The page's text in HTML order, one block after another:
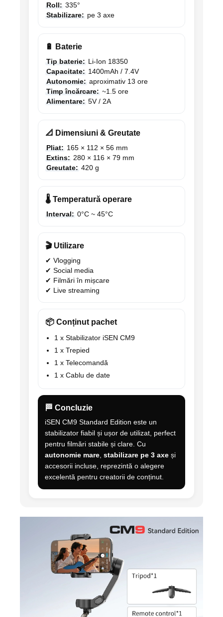
Roll: 335°
Stabilizare: pe 3 axe
🔋 Baterie
Tip baterie: Li-Ion 18350
Capacitate: 1400mAh / 7.4V
Autonomie: aproximativ 13 ore
Timp încărcare: ~1.5 ore
Alimentare: 5V / 2A
📐 Dimensiuni & Greutate
Pliat: 165 × 112 × 56 mm
Extins: 280 × 116 × 79 mm
Greutate: 420 g
🌡️ Temperatură operare
Interval: 0°C ~ 45°C
🎬 Utilizare
✔ Vlogging
✔ Social media
✔ Filmări în mișcare
✔ Live streaming
📦 Conținut pachet
1 x Stabilizator iSEN CM9
1 x Trepied
1 x Telecomandă
1 x Cablu de date
🏁 Concluzie
iSEN CM9 Standard Edition este un
stabilizator fiabil și ușor de utilizat, perfect
pentru filmări stabile și clare. Cu
autonomie mare stabilizare pe 3 axe și
accesorii incluse, reprezintă o alegere
excelentă pentru creatorii de conținut.